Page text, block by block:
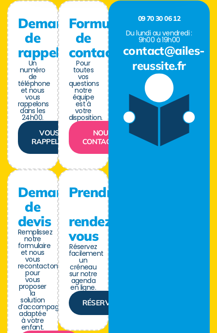
Demande
de
rappel
Un
numéro
de
téléphone
et nous
vous
rappelons
dans les
24h00.
VOUS
RAPPELER
Demande
de
devis
Remplissez
notre
formulaire
et nous
vous
recontactons
pour
vous
proposer
la
solution
d’accompagnement
adaptée
à votre
enfant.
Formulaire
de
contact
Pour
toutes
vos
questions
notre
équipe
est à
votre
disposition.
NOUS
CONTACTER
Prendre
rendez-
vous
Réservez
facilement
un
créneau
sur notre
agenda
en ligne.
RÉSERVER
09 70 30 06 12
Du lundi au vendredi :
9h00 à 19h00
contact@ailes-
reussite.fr